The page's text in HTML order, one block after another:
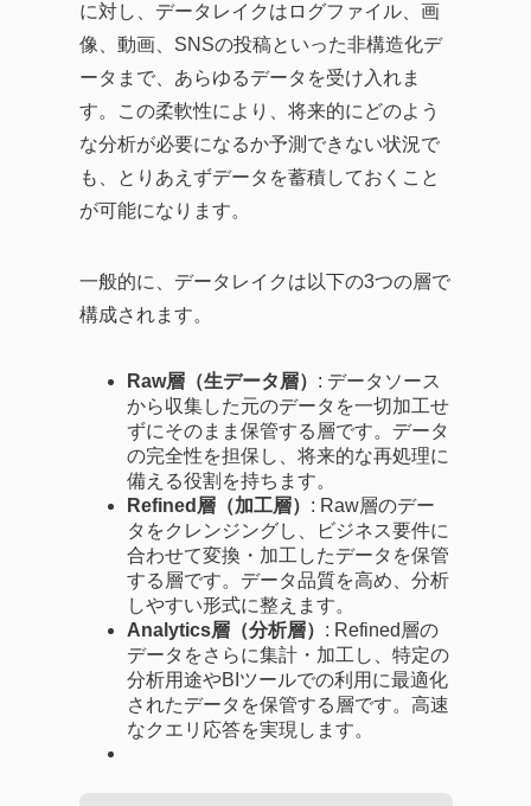
に対し、データレイクはログファイル、画
像、動画、SNSの投稿といった非構造化デ
ータまで、あらゆるデータを受け入れま
す。この柔軟性により、将来的にどのよう
な分析が必要になるか予測できない状況で
も、とりあえずデータを蓄積しておくこと
が可能になります。
一般的に、データレイクは以下の3つの層で
構成されます。
Raw層（生データ層） : データソース
から収集した元のデータを一切加工せ
ずにそのまま保管する層です。データ
の完全性を担保し、将来的な再処理に
備える役割を持ちます。
Refined層（加工層） : Raw層のデー
タをクレンジングし、ビジネス要件に
合わせて変換・加工したデータを保管
する層です。データ品質を高め、分析
しやすい形式に整えます。
Analytics層（分析層） : Refined層の
データをさらに集計・加工し、特定の
分析用途やBIツールでの利用に最適化
されたデータを保管する層です。高速
なクエリ応答を実現します。